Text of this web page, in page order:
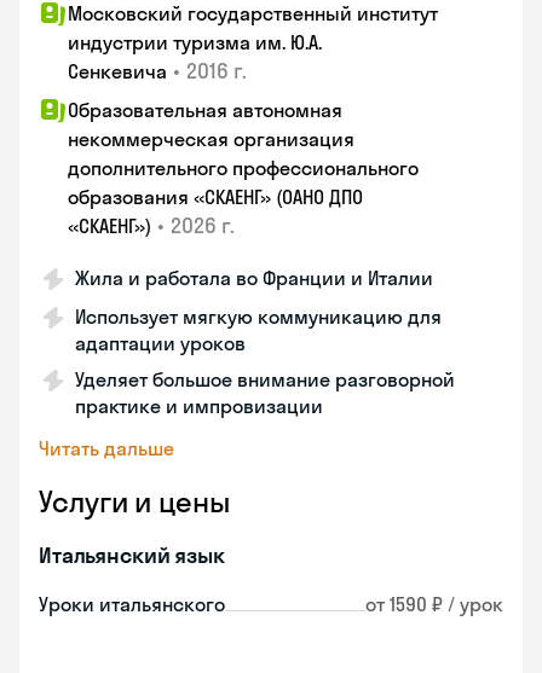
Московский государственный институт
индустрии туризма им. Ю.А.
Сенкевича • 2016 г.
Образовательная автономная
некоммерческая организация
дополнительного профессионального
образования «СКАЕНГ» (ОАНО ДПО
«СКАЕНГ») • 2026 г.
Жила и работала во Франции и Италии
Использует мягкую коммуникацию для
адаптации уроков
Уделяет большое внимание разговорной
практике и импровизации
Читать дальше
Услуги и цены
Итальянский язык
Уроки итальянского от 1590 ₽ / урок